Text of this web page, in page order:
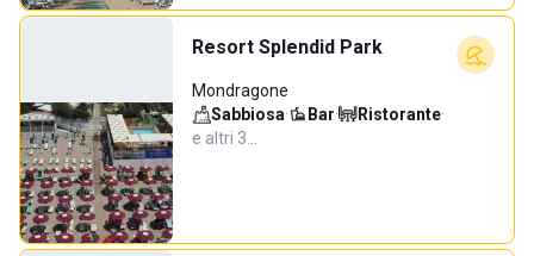
Resort Splendid Park
Mondragone
Sabbiosa· Bar· Ristorante·
e altri 3…